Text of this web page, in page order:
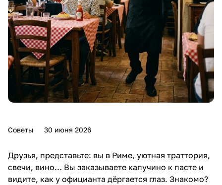
Советы 30 июня 2026
Друзья, представьте: вы в Риме, уютная траттория,
свечи, вино… Вы заказываете капучино к пасте и
видите, как у официанта дёргается глаз. Знакомо?